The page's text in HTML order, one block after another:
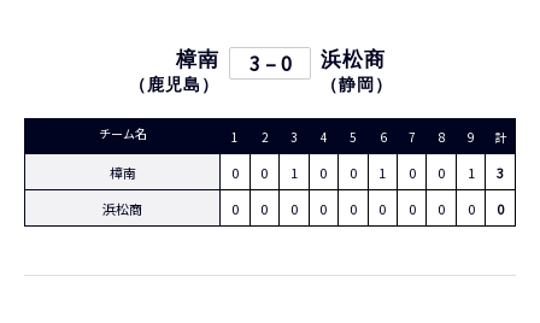
樟南
（ 鹿児島 ）
3 – 0 浜松商
（静岡 ）
チーム名 1 2 3 4 5 6 7 8 9 計
樟南 0 0 1 0 0 1 0 0 1
3
浜松商
0 0 0 0 0 0 0 0 0 0